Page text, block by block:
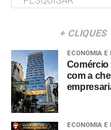
+ CLIQUES
ECONOMIA E
Comércio
com a
ECONOMIA E